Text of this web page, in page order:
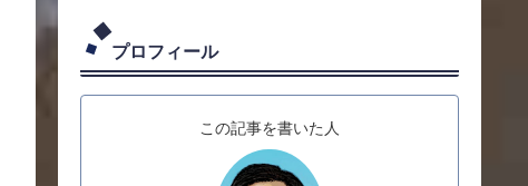
プロフィール
この記事を書いた人